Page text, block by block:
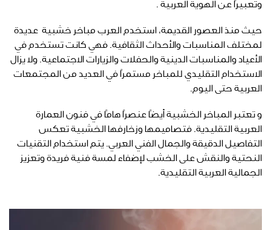
وتعبيرًا عن الهوية العربية .
حيث منذ العصور القديمة، استخدم العرب مباخر خشبية عديدة
لمختلف المناسبات والأحداث الثقافية. فهي كانت تستخدم في
الأعياد والمناسبات الدينية والحفلات والزيارات الاجتماعية. ولا يزال
الاستخدام التقليدي للمباخر مستمرًا في العديد من المجتمعات
العربية حتى اليوم.
و تعتبر المباخر الخشبية أيضًا عنصرًا هامًا في فنون العمارة
العربية التقليدية. فتصاميمها وزخارفها الخشبية تعكس
التفاصيل الدقيقة والجمال الفني العربي. يتم استخدام التقنيات
النحتية والنقش على الخشب لإضفاء لمسة فنية فريدة وتعزيز
الجمالية العربية التقليدية.